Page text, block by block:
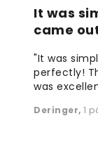
It was
came
"It was
perfectly!
was
Deringer, 1